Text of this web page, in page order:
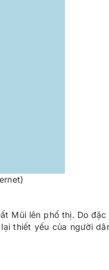
Mũi lên phố thị. Do đặc
thiết yếu của người